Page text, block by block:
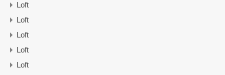
Loft
Loft
Loft
Loft
Loft